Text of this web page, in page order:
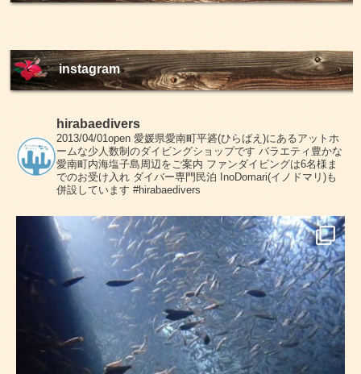
instagram
hirabaedivers
2013/04/01open 愛媛県愛南町平碆(ひらばえ)にあるアットホ
ームな少人数制のダイビングショップです バラエティ豊かな
愛南町内海塩子島周辺をご案内 ファンダイビングは6名様ま
でのお受け入れ ダイバー専門民泊 InoDomari(イノドマリ)も
併設しています #hirabaedivers